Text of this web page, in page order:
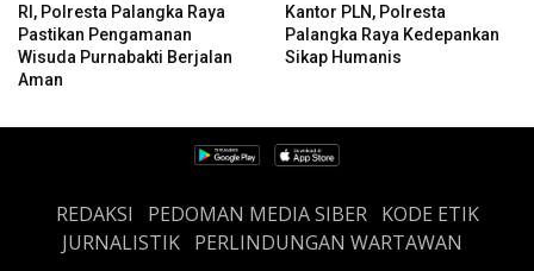
RI, Polresta Palangka Raya
Pastikan Pengamanan
Wisuda Purnabakti Berjalan
Aman
Kantor PLN, Polresta
Palangka Raya Kedepankan
Sikap Humanis
REDAKSI PEDOMAN MEDIA SIBER
KODE ETIK
JURNALISTIK PERLINDUNGAN WARTAWAN